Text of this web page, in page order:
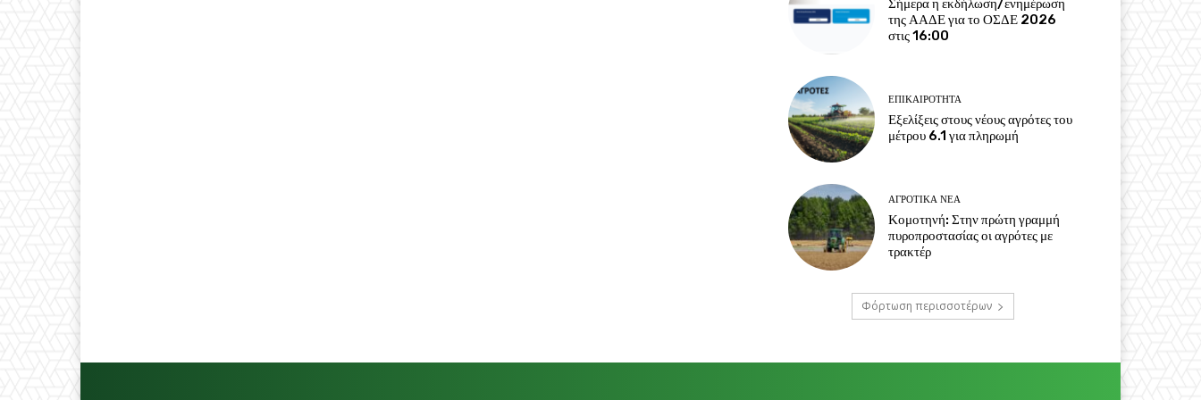
Σήμερα η εκδήλωση/ενημέρωση
της ΑΑΔΕ για το ΟΣΔΕ 2026
στις 16:00
ΕΠΙΚΑΙΡΌΤΗΤΑ
Εξελίξεις στους νέους αγρότες του
μέτρου 6.1 για πληρωμή
ΑΓΡΟΤΙΚΆ ΝΈΑ
Κομοτηνή: Στην πρώτη γραμμή
πυροπροστασίας οι αγρότες με
τρακτέρ
Φόρτωση περισσοτέρων